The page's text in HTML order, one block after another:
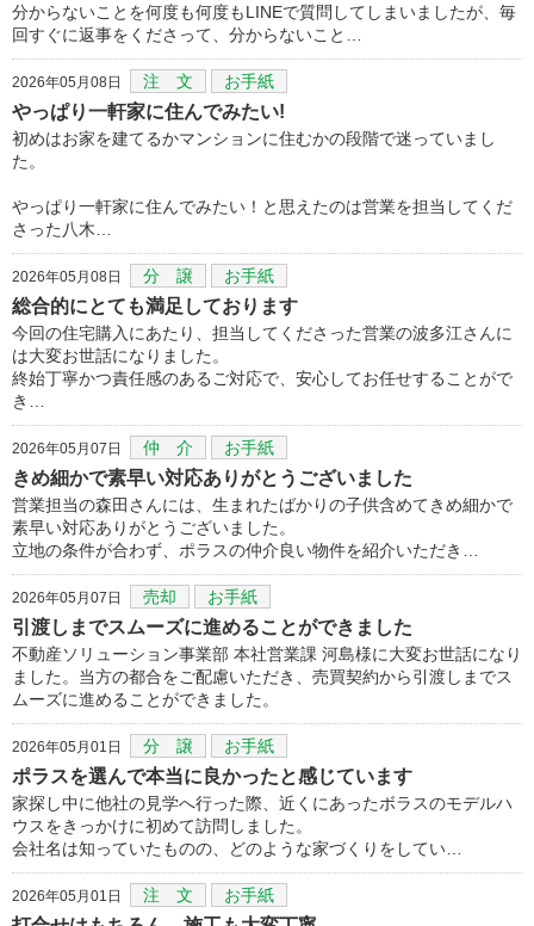
分からないことを何度も何度もLINEで質問してしまいましたが、毎
回すぐに返事をくださって、分からないこと…
2026年05月08日 注 文 お手紙
やっぱり一軒家に住んでみたい!
初めはお家を建てるかマンションに住むかの段階で迷っていまし
た。
やっぱり一軒家に住んでみたい！と思えたのは営業を担当してくだ
さった八木…
2026年05月08日 分 譲 お手紙
総合的にとても満足しております
今回の住宅購入にあたり、担当してくださった営業の波多江さんに
は大変お世話になりました。
終始丁寧かつ責任感のあるご対応で、安心してお任せすることがで
き…
2026年05月07日 仲 介 お手紙
きめ細かで素早い対応ありがとうございました
営業担当の森田さんには、生まれたばかりの子供含めてきめ細かで
素早い対応ありがとうございました。
立地の条件が合わず、ポラスの仲介良い物件を紹介いただき…
2026年05月07日 売却 お手紙
引渡しまでスムーズに進めることができました
不動産ソリューション事業部 本社営業課 河島様に大変お世話になり
ました。当方の都合をご配慮いただき、売買契約から引渡しまでス
ムーズに進めることができました。
2026年05月01日 分 譲 お手紙
ポラスを選んで本当に良かったと感じています
家探し中に他社の見学へ行った際、近くにあったボラスのモデルハ
ウスをきっかけに初めて訪問しました。
会社名は知っていたものの、どのような家づくりをしてい…
2026年05月01日 注 文 お手紙